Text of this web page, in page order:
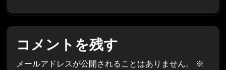
コメントを残す
メールアドレスが公開されることはありません。
※